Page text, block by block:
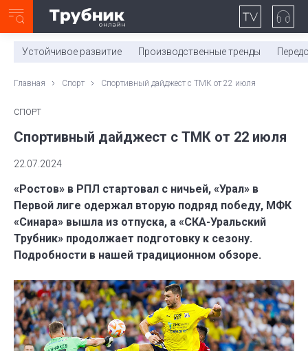
0:00/ 11:03
Устойчивое развитие Производственные тренды
Главная Спорт Спортивный дайджест с ТМК от 22 июля
СПОРТ
Спортивный дайджест с ТМК от 22 июля
22.07.2024
«Ростов» в РПЛ стартовал с ничьей, «Урал» в
Первой лиге одержал вторую подряд победу, МФК
«Синара» вышла из отпуска, а «СКА-Уральский
Трубник» продолжает подготовку к сезону.
Подробности в нашей традиционном обзоре.